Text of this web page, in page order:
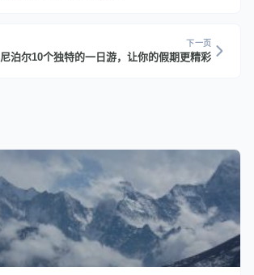
下一页
尼泊尔10个独特的一日游，让你的假期更精彩